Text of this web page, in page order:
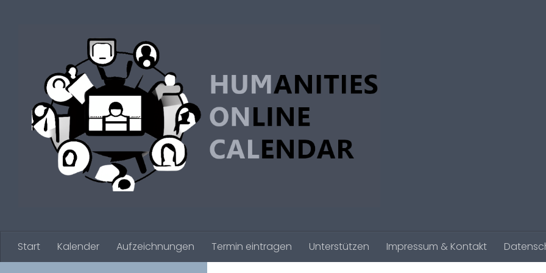
Start Kalender Aufzeichnungen Termin eintragen Unterstützen Impressum & Kontakt